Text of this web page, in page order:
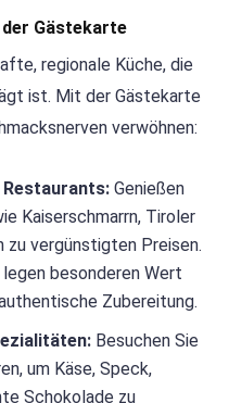
Gästekarte
regionale Küche, die
ist. Mit der Gästekarte
verwöhnen:
Genießen
Kaiserschmarrn, Tiroler
vergünstigten Preisen.
besonderen Wert
Zubereitung.
Besuchen Sie
um Käse, Speck,
Schokolade zu